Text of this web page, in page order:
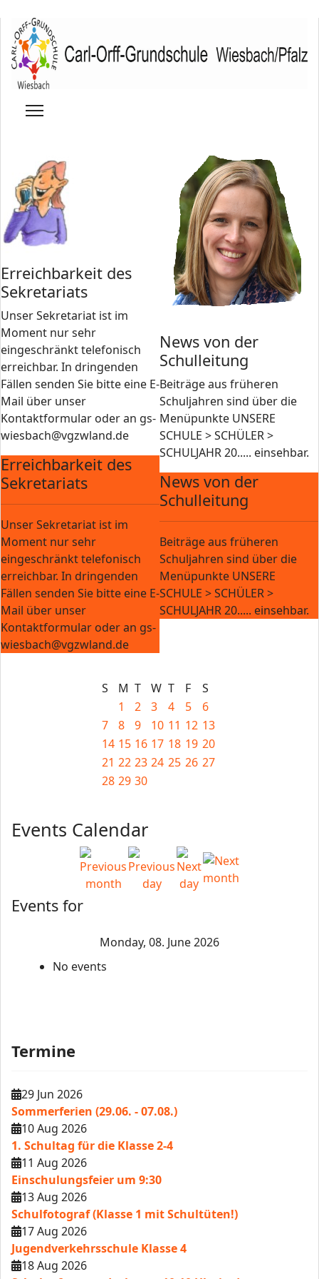
Erreichbarkeit des
Sekretariats
Unser Sekretariat ist im
Moment nur sehr
eingeschränkt telefonisch
erreichbar. In dringenden
Fällen senden Sie bitte eine E-
Mail über unser
Kontaktformular oder an gs-
wiesbach@vgzwland.de
Erreichbarkeit des
Sekretariats
Unser Sekretariat ist im
Moment nur sehr
eingeschränkt telefonisch
erreichbar. In dringenden
Fällen senden Sie bitte eine E-
Mail über unser
Kontaktformular oder an gs-
wiesbach@vgzwland.de
News von der
Schulleitung
Beiträge aus früheren
Schuljahren sind über die
Menüpunkte UNSERE
SCHULE > SCHÜLER >
SCHULJAHR 20..... einsehbar.
News von der
Schulleitung
Beiträge aus früheren
Schuljahren sind über die
Menüpunkte UNSERE
SCHULE > SCHÜLER >
SCHULJAHR 20..... einsehbar.
S M T W T F
S
1
2 3 4 5
6
7
8 9 10 11 12 13
14 15 16 17 18 19 20
21 22 23 24 25 26 27
28 29 30
Events Calendar
Events for
Monday, 08. June 2026
No events
Termine
29 Jun 2026
Sommerferien (29.06. - 07.08.)
10 Aug 2026
1. Schultag für die Klasse 2-4
11 Aug 2026
Einschulungsfeier um 9:30
13 Aug 2026
Schulfotograf (Klasse 1 mit Schultüten!)
17 Aug 2026
Jugendverkehrsschule Klasse 4
18 Aug 2026